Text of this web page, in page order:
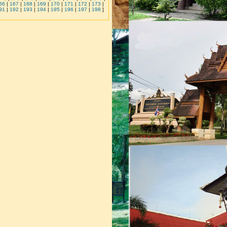
| 167 | 168 | 169 | 170| 171 | 172 | 173 |
| 192 | 193 | 194| 195| 196 | 197 | 198 ]